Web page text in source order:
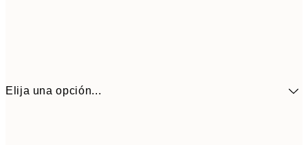
Elija una opción...